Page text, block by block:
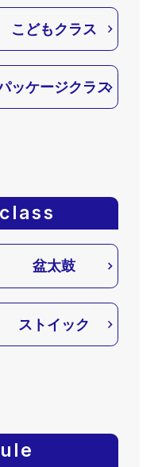
こどもクラス
ッケージクラス
盆太鼓
ストイック